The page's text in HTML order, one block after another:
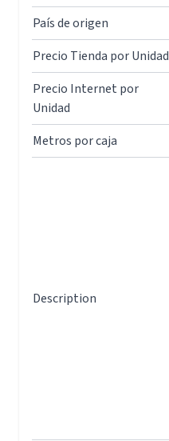
País de origen
Precio Tienda por Unidad
Precio Internet por
Unidad
Metros por caja
Description